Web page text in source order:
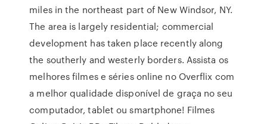
miles in the northeast part of New Windsor, NY.
The area is largely residential; commercial
development has taken place recently along
the southerly and westerly borders. Assista os
melhores filmes e séries online no Overflix com
a melhor qualidade disponível de graça no seu
computador, tablet ou smartphone! Filmes